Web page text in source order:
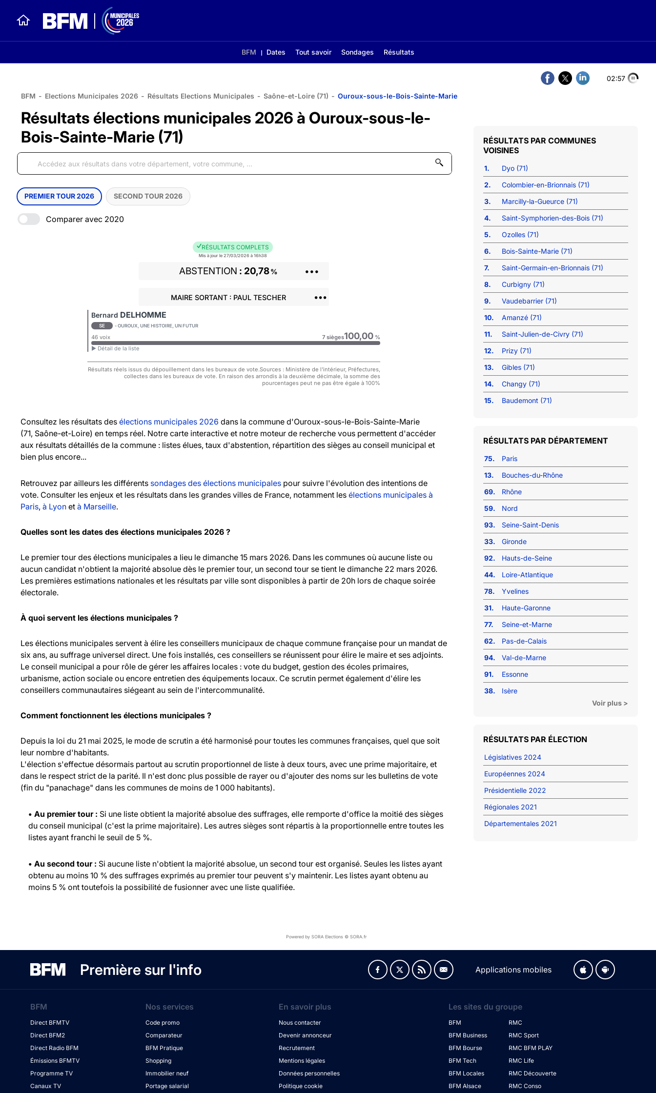
BFM Dates Tout savoir Sondages Résultats
02:56
BFM - Elections Municipales 2026 - Résultats Elections Municipales - Saône-et-Loire (71) - Ouroux-sous-le-Bois-Sainte-Marie
Résultats élections municipales 2026 à Ouroux-sous-le-
Bois-Sainte-Marie (71)
PREMIER TOUR 2026 SECOND TOUR 2026
Comparer avec 2020
RÉSULTATS COMPLETS
Mis à jour le 27/03/2026 à 16h38
ABSTENTION 20,78% •••
MAIRE SORTANT : PAUL TESCHER •••
Bernard DELHOMME
SE - OUROUX, UNE HISTOIRE, UN FUTUR
46 voix 7 sièges100,00 %
► Détail de la liste
Résultats réels issus du dépouillement dans les bureaux de vote.Sources : Ministère de l'intérieur, Préfectures,
collectes dans les bureaux de vote. En raison des arrondis à la deuxième décimale, la somme des
pourcentages peut ne pas être égale à 100%
Consultez les résultats des élections municipales 2026 dans la commune d'Ouroux-sous-le-Bois-Sainte-Marie
(71, Saône-et-Loire) en temps réel. Notre carte interactive et notre moteur de recherche vous permettent d'accéder
aux résultats détaillés de la commune : listes élues, taux d'abstention, répartition des sièges au conseil municipal et
bien plus encore...
Retrouvez par ailleurs les différents sondages des élections municipales pour suivre l'évolution des intentions de
vote. Consulter les enjeux et les résultats dans les grandes villes de France, notamment les élections municipales à
Paris, à Lyon et à Marseille.
Quelles sont les dates des élections municipales 2026 ?
Le premier tour des élections municipales a lieu le dimanche 15 mars 2026. Dans les communes où aucune liste ou
aucun candidat n'obtient la majorité absolue dès le premier tour, un second tour se tient le dimanche 22 mars 2026.
Les premières estimations nationales et les résultats par ville sont disponibles à partir de 20h lors de chaque soirée
électorale.
À quoi servent les élections municipales ?
Les élections municipales servent à élire les conseillers municipaux de chaque commune française pour un mandat de
six ans, au suffrage universel direct. Une fois installés, ces conseillers se réunissent pour élire le maire et ses adjoints.
Le conseil municipal a pour rôle de gérer les affaires locales : vote du budget, gestion des écoles primaires,
urbanisme, action sociale ou encore entretien des équipements locaux. Ce scrutin permet également d'élire les
conseillers communautaires siégeant au sein de l'intercommunalité.
Comment fonctionnent les élections municipales ?
Depuis la loi du 21 mai 2025, le mode de scrutin a été harmonisé pour toutes les communes françaises, quel que soit
leur nombre d'habitants.
L'élection s'effectue désormais partout au scrutin proportionnel de liste à deux tours, avec une prime majoritaire, et
dans le respect strict de la parité. Il n'est donc plus possible de rayer ou d'ajouter des noms sur les bulletins de vote
(fin du "panachage" dans les communes de moins de 1 000 habitants).
• Au premier tour : Si une liste obtient la majorité absolue des suffrages, elle remporte d'office la moitié des sièges
du conseil municipal (c'est la prime majoritaire). Les autres sièges sont répartis à la proportionnelle entre toutes les
listes ayant franchi le seuil de 5 %.
• Au second tour : Si aucune liste n'obtient la majorité absolue, un second tour est organisé. Seules les listes ayant
obtenu au moins 10 % des suffrages exprimés au premier tour peuvent s'y maintenir. Les listes ayant obtenu au
moins 5 % ont toutefois la possibilité de fusionner avec une liste qualifiée.
COMMUNES
VOISINES
1.
Dyo (71)
2.
Colombier-en-Brionnais (71)
3.
Marcilly-la-Gueurce (71)
4.
Saint-Symphorien-des-Bois (71)
5.
Ozolles (71)
6.
Bois-Sainte-Marie (71)
7.
Saint-Germain-en-Brionnais (71)
8.
Curbigny (71)
9.
Vaudebarrier (71)
10.
Amanzé (71)
11.
Saint-Julien-de-Civry (71)
12.
Prizy (71)
13.
Gibles (71)
14.
Changy (71)
15.
Baudemont (71)
RÉSULTATS PAR DÉPARTEMENT
75.
Paris
13.
Bouches-du-Rhône
69.
Rhône
59.
Nord
93.
Seine-Saint-Denis
33.
Gironde
92.
Hauts-de-Seine
44.
Loire-Atlantique
78.
Yvelines
31.
Haute-Garonne
77.
Seine-et-Marne
62.
Pas-de-Calais
94.
Val-de-Marne
91.
Essonne
38.
Isère
Voir plus >
RÉSULTATS PAR ÉLECTION
Législatives 2024
Européennes 2024
Présidentielle 2022
Régionales 2021
Départementales 2021
Powered by SORA Elections © SORA.fr
Première sur l'info Applications mobiles
BFM
Direct BFMTV
Direct BFM2
Direct Radio BFM
Émissions BFMTV
Programme TV
Canaux TV
Nos services
Code promo
Comparateur
BFM Pratique
Shopping
Immobilier neuf
Portage salarial
En savoir plus
Nous contacter
Devenir annonceur
Recrutement
Mentions légales
Données personnelles
Politique cookie
Les sites du groupe
BFM
BFM Business
BFM Bourse
BFM Tech
BFM Locales
BFM Alsace
RMC
RMC Sport
RMC BFM PLAY
RMC Life
RMC Découverte
RMC Conso